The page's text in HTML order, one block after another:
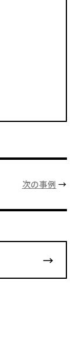
次の事例 →